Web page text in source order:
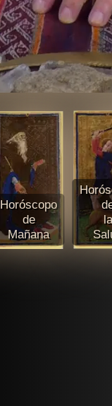
Horóscopo
de
Mañana
la